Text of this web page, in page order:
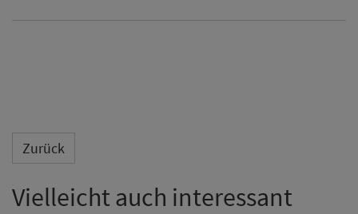
Zurück
Vielleicht auch interessant